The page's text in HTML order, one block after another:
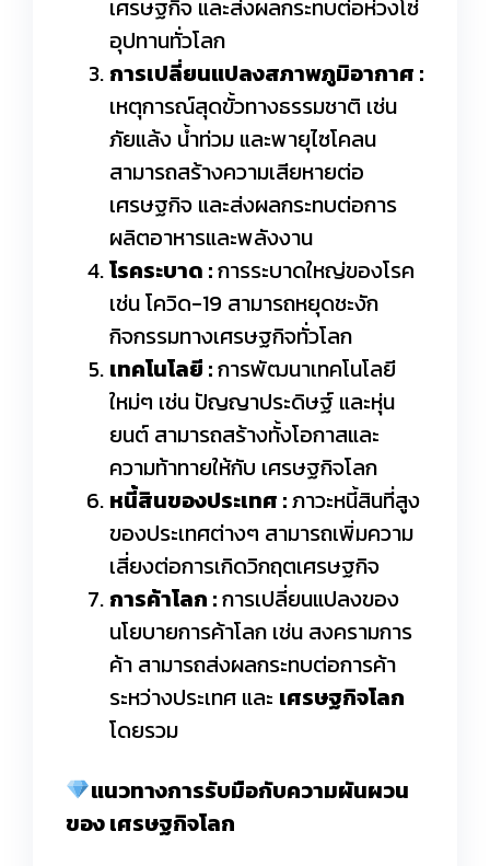
เศรษฐกิจ และส่งผลกระทบต่อห่วงโซ่
อุปทานทั่วโลก
การเปลี่ยนแปลงสภาพภูมิอากาศ :
เหตุการณ์สุดขั้วทางธรรมชาติ เช่น
ภัยแล้ง น้ำท่วม และพายุไซโคลน
สามารถสร้างความเสียหายต่อ
เศรษฐกิจ และส่งผลกระทบต่อการ
ผลิตอาหารและพลังงาน
โรคระบาด :การระบาดใหญ่ของโรค
เช่น โควิด-19 สามารถหยุดชะงัก
กิจกรรมทางเศรษฐกิจทั่วโลก
เทคโนโลยี :การพัฒนาเทคโนโลยี
ใหม่ๆ เช่น ปัญญาประดิษฐ์ และหุ่น
ยนต์ สามารถสร้างทั้งโอกาสและ
ความท้าทายให้กับ เศรษฐกิจโลก
หนี้สินของประเทศ :ภาวะหนี้สินที่สูง
ของประเทศต่างๆ สามารถเพิ่มความ
เสี่ยงต่อการเกิดวิกฤตเศรษฐกิจ
การค้าโลก :การเปลี่ยนแปลงของ
นโยบายการค้าโลก เช่น สงครามการ
ค้า สามารถส่งผลกระทบต่อการค้า
ระหว่างประเทศ และ เศรษฐกิจโลก
โดยรวม
แนวทางการรับมือกับความผันผวน
ของ เศรษฐกิจโลก